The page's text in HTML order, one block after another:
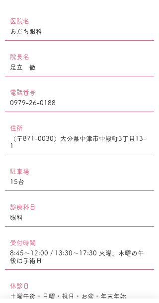
​医院名
あだち眼科
院長名
足立 徹
電話番号
0979-26-0188
住所
（〒871-0030）大分県中津市中殿町3丁目13-
1
駐車場
15台
診療科目
眼科
​受付時間
8:45～12:00 / 13:30～17:30 火曜、木曜の午
後は手術日
休診日
土曜午後・日曜・祝日・お盆・年末年始